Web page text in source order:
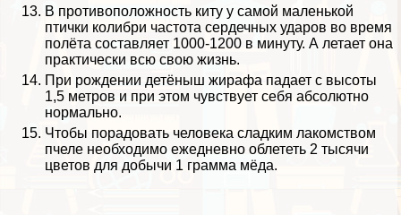
В противоположность киту у самой маленькой
птички колибри частота сердечных ударов во время
полёта составляет 1000-1200 в минуту. А летает она
пpaктически всю свою жизнь.
При рождении детёныш жирафа падает с высоты
1,5 метров и при этом чувствует себя абсолютно
нормально.
Чтобы порадовать человека сладким лакомством
пчеле необходимо ежедневно облететь 2 тысячи
цветов для добычи 1 грамма мёда.